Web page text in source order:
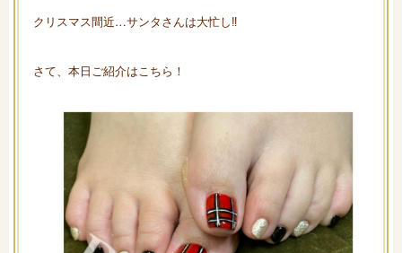
クリスマス間近…サンタさんは大忙し‼︎
さて、本日ご紹介はこちら！